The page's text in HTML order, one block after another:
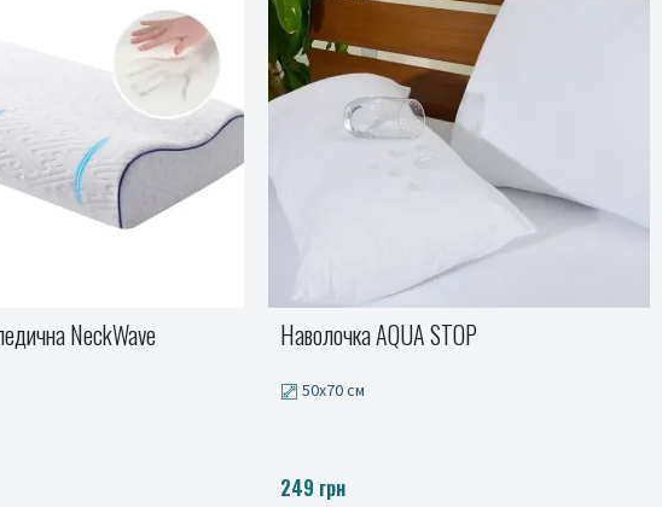
STOP Набір Tropical М'ЯТА, ТМ IDEIA
Полуторний, Євро
від 1035 до 1679 грн.